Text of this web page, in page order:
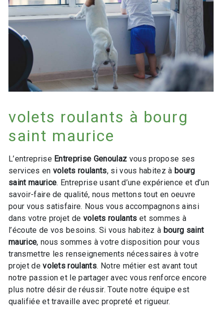
volets roulants à bourg
saint maurice
L’entreprise Entreprise Genoulaz vous propose ses
services en volets roulants, si vous habitez à bourg
saint maurice. Entreprise usant d’une expérience et d’un
savoir-faire de qualité, nous mettons tout en oeuvre
pour vous satisfaire. Nous vous accompagnons ainsi
dans votre projet de volets roulants et sommes à
l’écoute de vos besoins. Si vous habitez à bourg saint
maurice, nous sommes à votre disposition pour vous
transmettre les renseignements nécessaires à votre
projet devolets roulants. Notre métier est avant tout
notre passion et le partager avec vous renforce encore
plus notre désir de réussir. Toute notre équipe est
qualifiée et travaille avec propreté et rigueur.